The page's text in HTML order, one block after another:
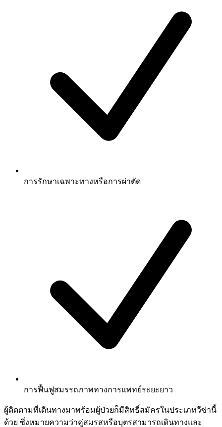
การรักษาเฉพาะทางหรือการผ่าตัด
การฟื้นฟูสมรรถภาพทางการแพทย์ระยะยาว
ผู้ติดตามที่เดินทางมาพร้อมผู้ป่วยก็มีสิทธิ์สมัครในประเภทวีซ่านี้
ด้วย ซึ่งหมายความว่าคู่สมรสหรือบุตรสามารถเดินทางและ